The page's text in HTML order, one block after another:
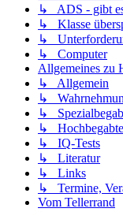
↳ ADS - gibt
↳ Klasse
↳
↳ Computer
Allgemeines zu
↳ Allgemein
↳
↳
↳
↳ IQ-Tests
↳ Literatur
↳ Links
↳ Termine,
Vom Tellerrand